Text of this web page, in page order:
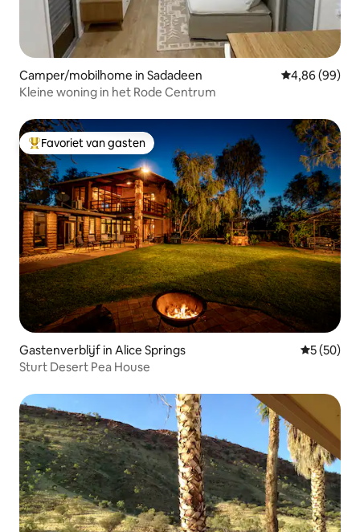
Camper/mobilhome in Sadadeen Gemiddelde
4,86 (99)
Kleine woning in het Rode Centrum
Topfavoriet van gasten
Favoriet van gasten
Gastenverblijf in Alice Springs
5 (50)
Sturt Desert Pea House